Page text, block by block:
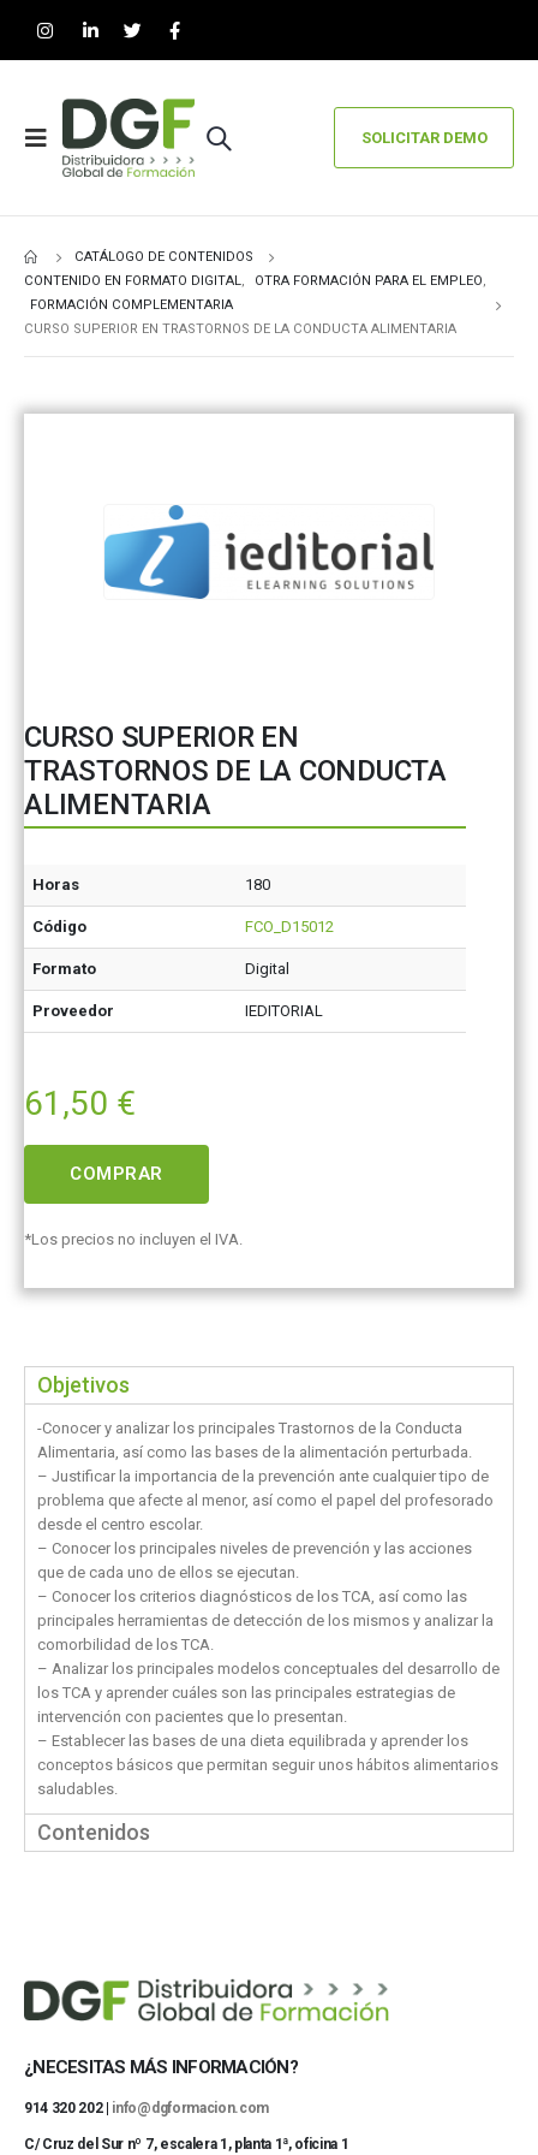
SOLICITAR DEMO
CATÁLOGO DE CONTENIDOS
CONTENIDO EN FORMATO DIGITAL, OTRA FORMACIÓN PARA EL EMPLEO,
FORMACIÓN COMPLEMENTARIA
CURSO SUPERIOR EN TRASTORNOS DE LA CONDUCTA ALIMENTARIA
CURSO SUPERIOR EN
TRASTORNOS DE LA CONDUCTA
ALIMENTARIA
Horas 180
Código FCO_D15012
Formato Digital
Proveedor IEDITORIAL
61,50 €
COMPRAR
*Los precios no incluyen el IVA.
Objetivos
-Conocer y analizar los principales Trastornos de la Conducta
Alimentaria, así como las bases de la alimentación perturbada.
– Justificar la importancia de la prevención ante cualquier tipo de
problema que afecte al menor, así como el papel del profesorado
desde el centro escolar.
– Conocer los principales niveles de prevención y las acciones
que de cada uno de ellos se ejecutan.
– Conocer los criterios diagnósticos de los TCA, así como las
principales herramientas de detección de los mismos y analizar la
comorbilidad de los TCA.
– Analizar los principales modelos conceptuales del desarrollo de
los TCA y aprender cuáles son las principales estrategias de
intervención con pacientes que lo presentan.
– Establecer las bases de una dieta equilibrada y aprender los
conceptos básicos que permitan seguir unos hábitos alimentarios
saludables.
Contenidos
¿NECESITAS MÁS INFORMACIÓN?
914 320 202 | info@dgformacion.com
C/ Cruz del Sur nº 7, escalera 1, planta 1ª, oficina 1